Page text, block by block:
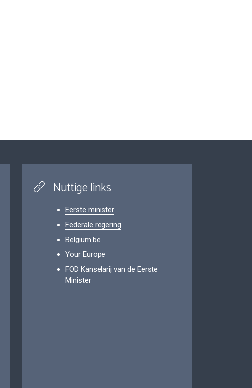
Nuttige links
Eerste minister
Federale regering
Belgium.be
Your Europe
FOD Kanselarij van de Eerste
Minister